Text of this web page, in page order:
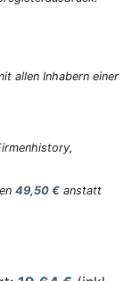
allen Inhabern einer
49,50 € anstatt